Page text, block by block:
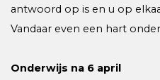
antwoord op is en u op
Vandaar even een hart
Onderwijs na 6 april